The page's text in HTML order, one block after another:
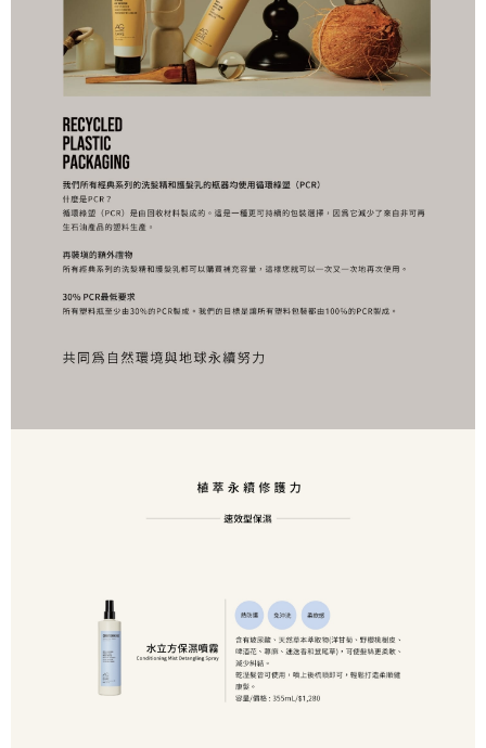
２．關於個人資料處理事宜，請瀏覽以下網址：
https://aftee.tw/terms/#terms3
３．未成年的使用者請事先徵得法定代理人或監護人之同意方可使用
「AFTEE先享後付」，若未經同意申辦者引起之損失，本公司不負相關責
時審查核予不同之上限額度；若仍有額度不足之情形，本公司將視審查結果
請求用戶進行身份認證。
５．嚴禁一人註冊多個帳號或使用他人資訊註冊。若發現惡意使用之情形，
恩沛科技股份有限公司將有權停止該用戶之使用額度並採取法律行動。
每筆NT$100，滿NT$1,500(含以上)免運費
付款後門市自取